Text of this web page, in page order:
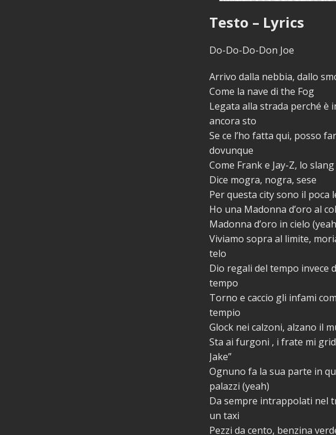
Testo – Lyrics
Do-Do-Do-Don Joe
Arrivo dalla nebbia, dallo
Come la nave di the Fog
Legata alla strada perché è
ancora sto
Se ce l’ho fatta qui, posso
dovunque
Come Frank e Jay-Z, lo
Dice mogra, nogra, sese
Per questa city sono il poca
Ho una Madonna d’oro al
Madonna d’oro in cielo
Viviamo sopra al limite,
telo
Dio regali del tempo invece
tempo
Torno e caccio gli infami
tempio
Glock nei calzoni, alzano il
Sta ai furgoni , i frate mi
Jake”
Ognuno fa la sua parte in
palazzi (yeah)
Da sempre intrappolati nel
un taxi
Pezzi da cento, benzina